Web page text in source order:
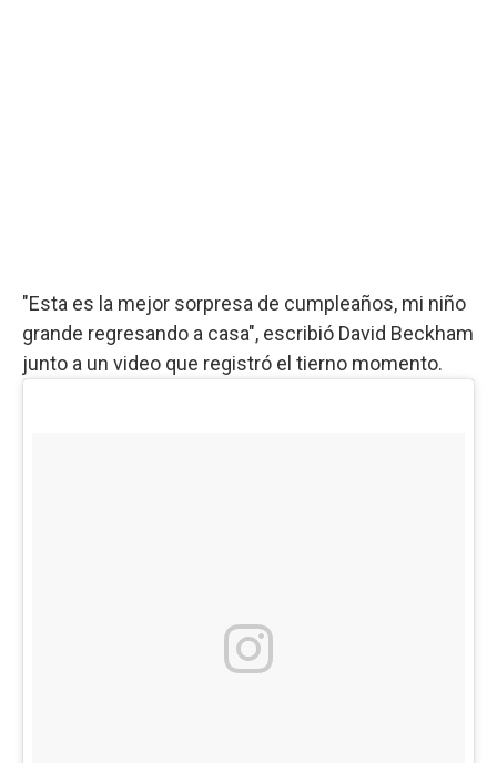
"Esta es la mejor sorpresa de cumpleaños, mi niño
grande regresando a casa", escribió David Beckham
junto a un video que registró el tierno momento.